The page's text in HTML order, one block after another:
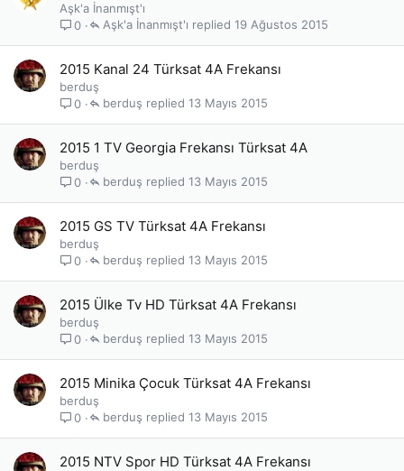
Aşk'a İnanmışt'ı
0
19 Ağustos 2015
Aşk'a İnanmışt'ı
2015 Kanal 24 Türksat 4A Frekansı
berduş
0
13 Mayıs 2015
berduş
2015 1 TV Georgia Frekansı Türksat 4A
berduş
0
13 Mayıs 2015
berduş
2015 GS TV Türksat 4A Frekansı
berduş
0
13 Mayıs 2015
berduş
2015 Ülke Tv HD Türksat 4A Frekansı
berduş
0
13 Mayıs 2015
berduş
2015 Minika Çocuk Türksat 4A Frekansı
berduş
0
13 Mayıs 2015
berduş
2015 NTV Spor HD Türksat 4A Frekansı